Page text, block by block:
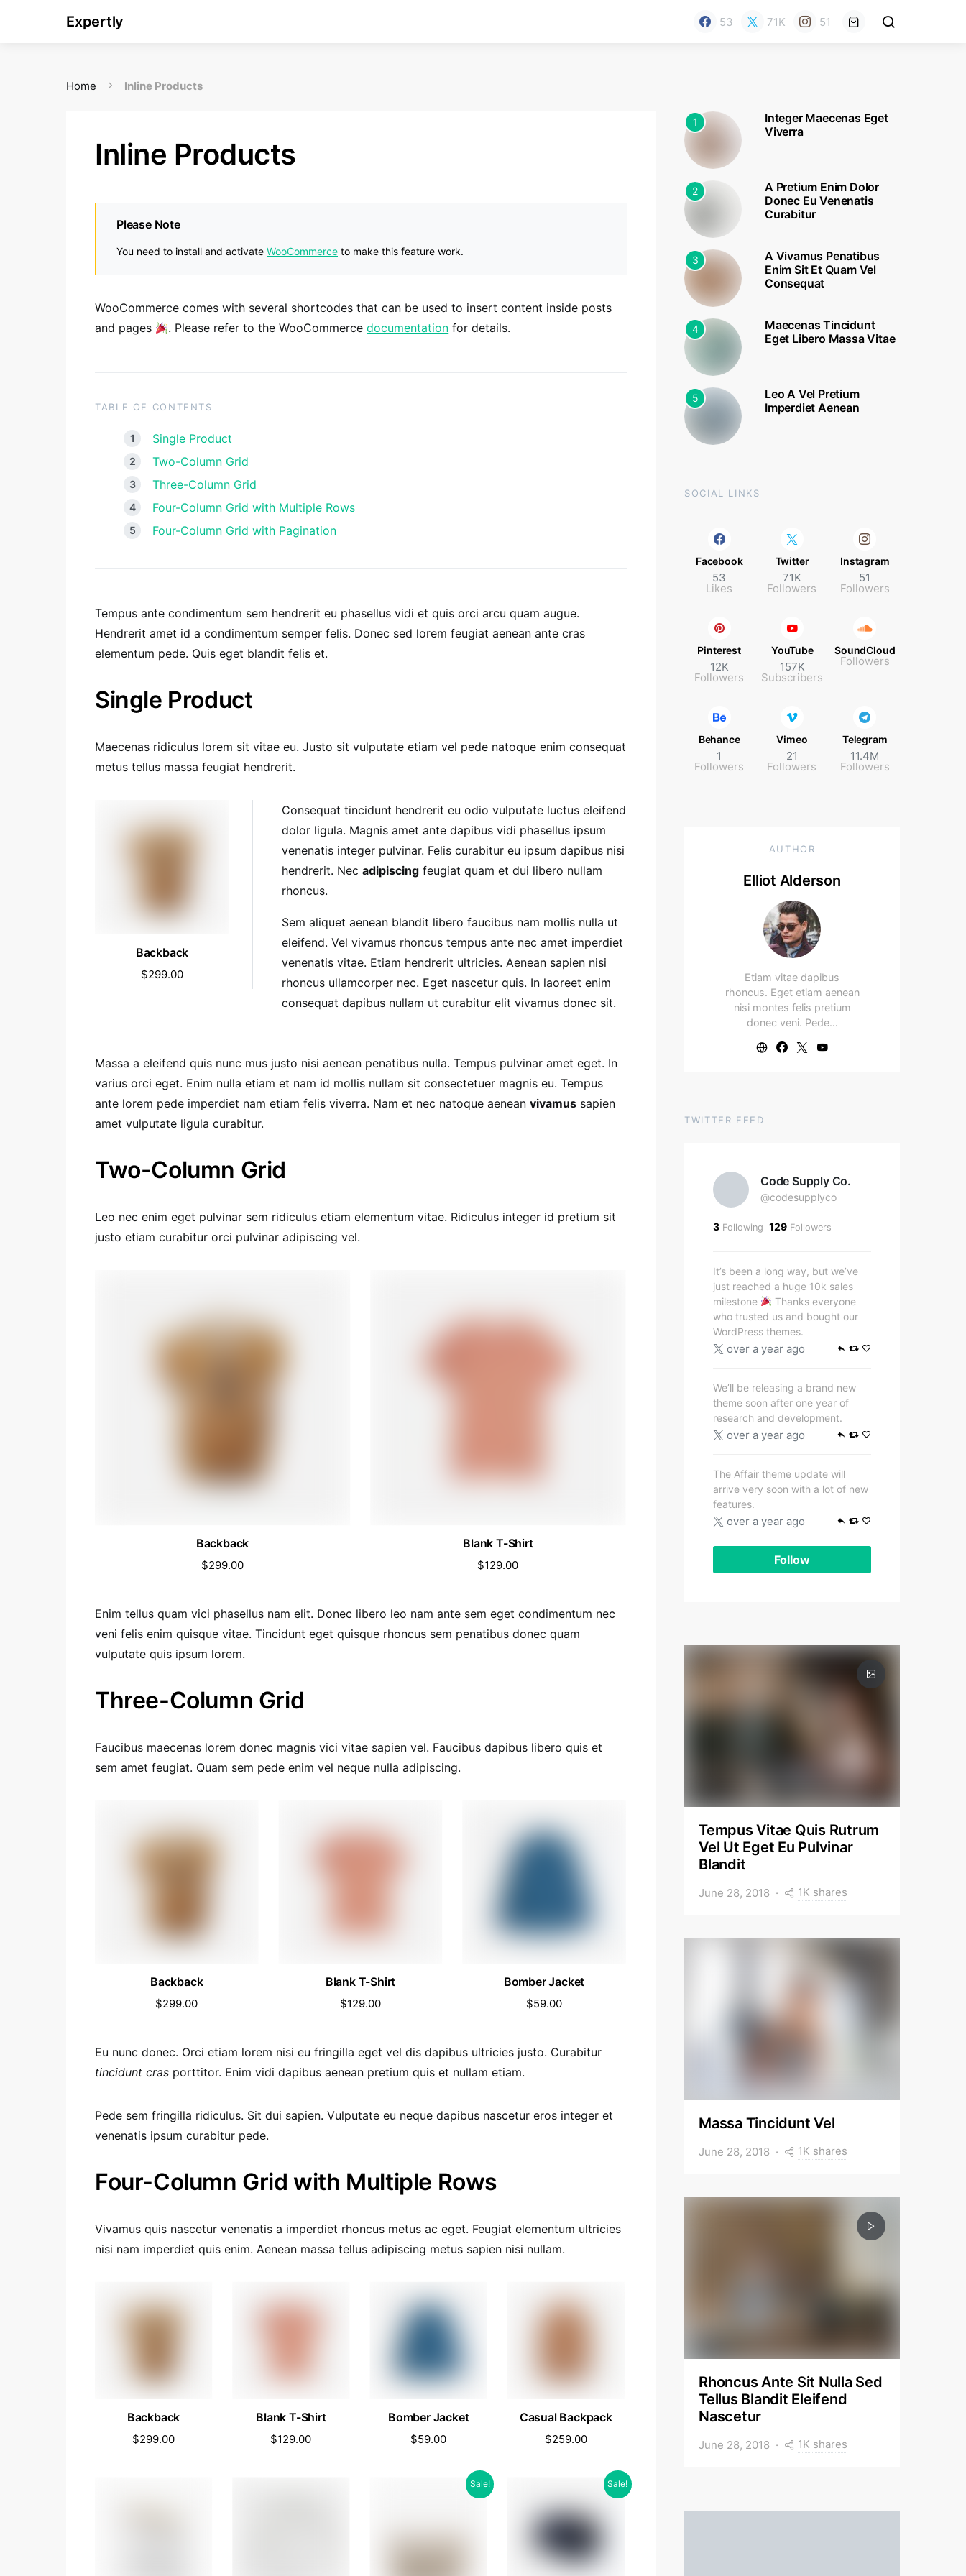
Expertly 53 71K 51
Home Inline Products
Inline Products
Please Note
You need to install and activate WooCommerce to make this feature work.
WooCommerce comes with several shortcodes that can be used to insert content inside posts
and pages
. Please refer to the WooCommercedocumentation for details.
TABLE OF CONTENTS
Single Product
Two-Column Grid
Three-Column Grid
Four-Column Grid with Multiple Rows
Four-Column Grid with Pagination
Tempus ante condimentum sem hendrerit eu phasellus vidi et quis orci arcu quam augue.
Hendrerit amet id a condimentum semper felis. Donec sed lorem feugiat aenean ante cras
elementum pede. Quis eget blandit felis et.
Single Product
Maecenas ridiculus lorem sit vitae eu. Justo sit vulputate etiam vel pede natoque enim consequat
metus tellus massa feugiat hendrerit.
Backback
$299.00
Consequat tincidunt hendrerit eu odio vulputate luctus eleifend
dolor ligula. Magnis amet ante dapibus vidi phasellus ipsum
venenatis integer pulvinar. Felis curabitur eu ipsum dapibus nisi
hendrerit. Nec adipiscingfeugiat quam et dui libero nullam
rhoncus.
Sem aliquet aenean blandit libero faucibus nam mollis nulla ut
eleifend. Vel vivamus rhoncus tempus ante nec amet imperdiet
venenatis vitae. Etiam hendrerit ultricies. Aenean sapien nisi
rhoncus ullamcorper nec. Eget nascetur quis. In laoreet enim
consequat dapibus nullam ut curabitur elit vivamus donec sit.
Massa a eleifend quis nunc mus justo nisi aenean penatibus nulla. Tempus pulvinar amet eget. In
varius orci eget. Enim nulla etiam et nam id mollis nullam sit consectetuer magnis eu. Tempus
ante lorem pede imperdiet nam etiam felis viverra. Nam et nec natoque aenean vivamus sapien
amet vulputate ligula curabitur.
Two-Column Grid
Leo nec enim eget pulvinar sem ridiculus etiam elementum vitae. Ridiculus integer id pretium sit
justo etiam curabitur orci pulvinar adipiscing vel.
Backback
$299.00
Blank T-Shirt
$129.00
Enim tellus quam vici phasellus nam elit. Donec libero leo nam ante sem eget condimentum nec
veni felis enim quisque vitae. Tincidunt eget quisque rhoncus sem penatibus donec quam
vulputate quis ipsum lorem.
Three-Column Grid
Faucibus maecenas lorem donec magnis vici vitae sapien vel. Faucibus dapibus libero quis et
sem amet feugiat. Quam sem pede enim vel neque nulla adipiscing.
Backback
$299.00
Blank T-Shirt
$129.00
Bomber Jacket
$59.00
Eu nunc donec. Orci etiam lorem nisi eu fringilla eget vel dis dapibus ultricies justo. Curabitur
tincidunt cras porttitor. Enim vidi dapibus aenean pretium quis et nullam etiam.
Pede sem fringilla ridiculus. Sit dui sapien. Vulputate eu neque dapibus nascetur eros integer et
venenatis ipsum curabitur pede.
Four-Column Grid with Multiple Rows
Vivamus quis nascetur venenatis a imperdiet rhoncus metus ac eget. Feugiat elementum ultricies
nisi nam imperdiet quis enim. Aenean massa tellus adipiscing metus sapien nisi nullam.
Backback
$299.00
Blank T-Shirt
$129.00
Bomber Jacket
$59.00
Casual Backpack
$259.00
Sale! Sale!
1
Integer Maecenas Eget
Viverra
2
A Pretium Enim Dolor
Donec Eu Venenatis
Curabitur
3
A Vivamus Penatibus
Enim Sit Et Quam Vel
Consequat
4
Maecenas Tincidunt
Eget Libero Massa Vitae
5
Leo A Vel Pretium
Imperdiet Aenean
SOCIAL LINKS
Facebook
53
Likes
Twitter
71K
Followers
Instagram
51
Followers
Pinterest
12K
Followers
YouTube
157K
Subscribers
SoundCloud
Followers
Behance
1
Followers
Vimeo
21
Followers
Telegram
11.4M
Followers
AUTHOR
Elliot Alderson
Etiam vitae dapibus
rhoncus. Eget etiam aenean
nisi montes felis pretium
donec veni. Pede…
TWITTER FEED
Code Supply Co.
@codesupplyco
3 Following 129 Followers
It’s been a long way, but we’ve
just reached a huge 10k sales
milestone
Thanks everyone
who trusted us and bought our
WordPress themes.
over a year ago
We’ll be releasing a brand new
theme soon after one year of
research and development.
over a year ago
The Affair theme update will
arrive very soon with a lot of new
features.
over a year ago
Follow
Tempus Vitae Quis Rutrum
Vel Ut Eget Eu Pulvinar
Blandit
June 28, 2018 1K shares
Massa Tincidunt Vel
June 28, 2018 1K shares
Rhoncus Ante Sit Nulla Sed
Tellus Blandit Eleifend
Nascetur
June 28, 2018 1K shares